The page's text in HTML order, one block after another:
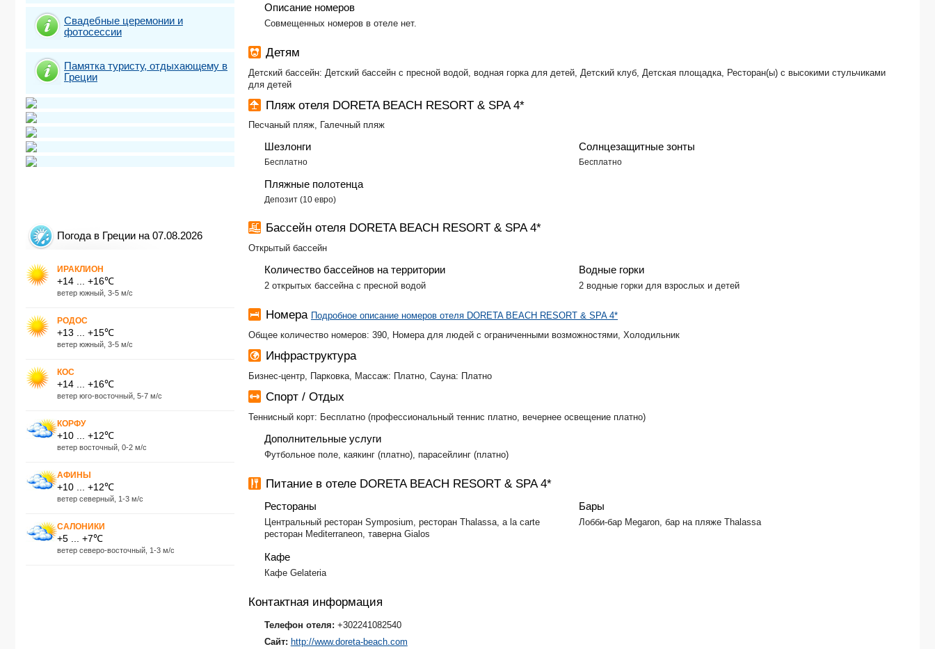
Свадебные церемонии и
фотосесcии
Памятка туристу, отдыхающему в
Греции
Погода в Греции на 07.08.2026
ИРАКЛИОН
+14 ... +16℃
ветер южный, 3-5 м/с
РОДОС
+13 ... +15℃
ветер южный, 3-5 м/с
КОС
+14 ... +16℃
ветер юго-восточный, 5-7 м/с
КОРФУ
+10 ... +12℃
ветер восточный, 0-2 м/с
АФИНЫ
+10 ... +12℃
ветер северный, 1-3 м/с
САЛОНИКИ
+5 ... +7℃
ветер северо-восточный, 1-3 м/с
Описание номеров
Совмещенных номеров в отеле нет.
Детям
Детский бассейн: Детский бассейн с пресной водой, водная горка для детей, Детский клуб, Детская площадка, Ресторан(ы) с высокими стульчиками
для детей
Пляж отеля DORETA BEACH RESORT & SPA 4*
Песчаный пляж, Галечный пляж
Шезлонги
Бесплатно
Солнцезащитные зонты
Бесплатно
Пляжные полотенца
Депозит (10 евро)
Бассейн отеля DORETA BEACH RESORT & SPA 4*
Открытый бассейн
Количество бассейнов на территории
2 открытых бассейна с пресной водой
Водные горки
2 водные горки для взрослых и детей
Номера Подробное описание номеров отеля DORETA BEACH RESORT & SPA 4*
Общее количество номеров: 390, Номера для людей с ограниченными возможностями, Холодильник
Инфраструктура
Бизнес-центр, Парковка, Массаж: Платно, Сауна: Платно
Спорт / Отдых
Теннисный корт: Бесплатно (профессиональный теннис платно, вечернее освещение платно)
Дополнительные услуги
Футбольное поле, каякинг (платно), парасейлинг (платно)
Питание в отеле DORETA BEACH RESORT & SPA 4*
Рестораны
Центральный ресторан Symposium, ресторан Thalassa, a la carte
ресторан Mediterraneon, таверна Gialos
Бары
Лобби-бар Megaron, бар на пляже Thalassa
Кафе
Кафе Gelateria
Контактная информация
Телефон отеля: +302241082540
Сайт: http://www.doreta-beach.com